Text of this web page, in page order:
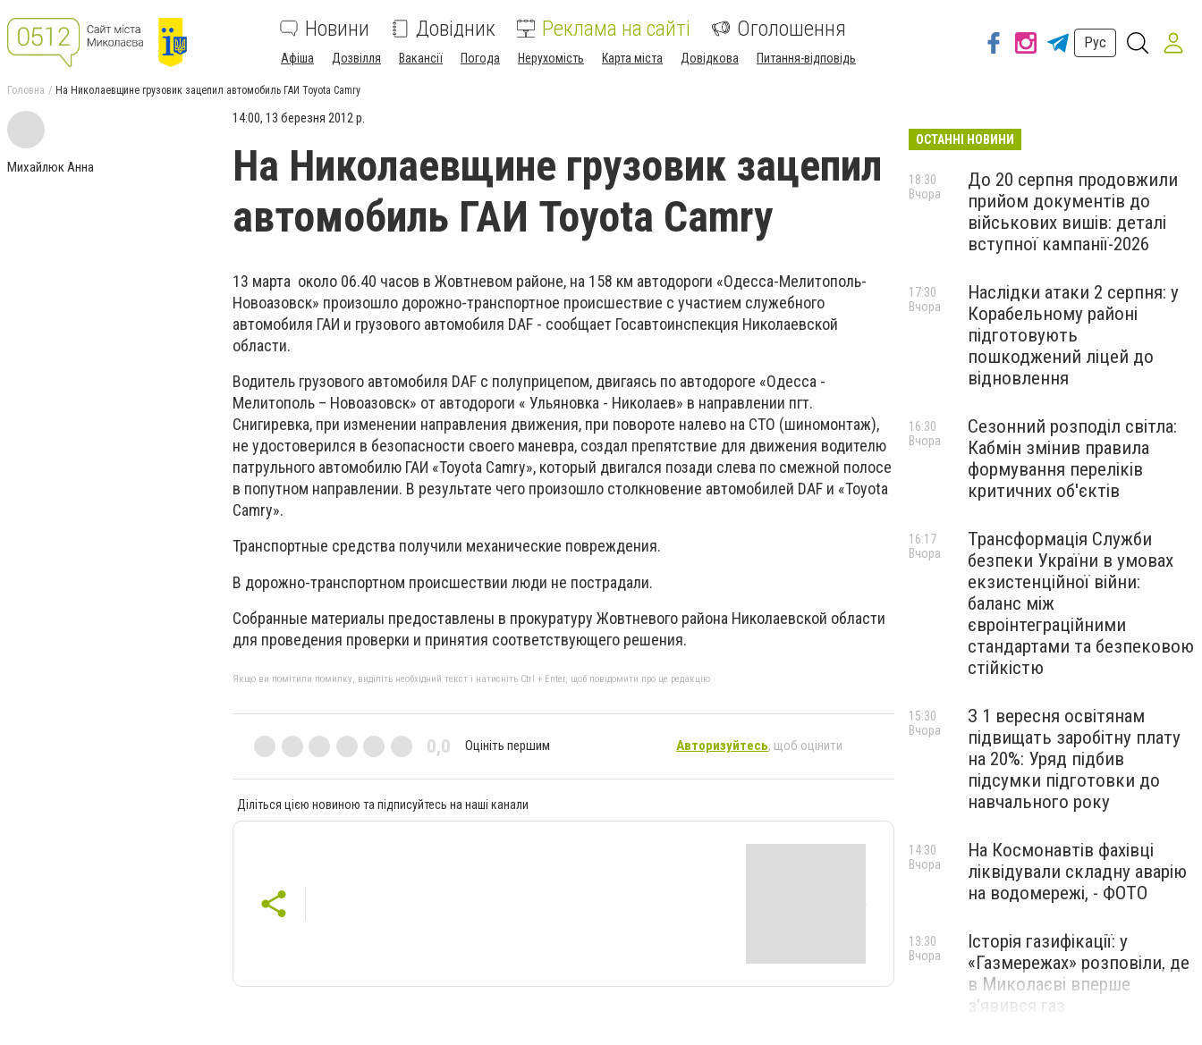
Новини Довідник Реклама на сайті Оголошення
Афіша Дозвілля Вакансії Погода Нерухомість Карта міста Довідкова Питання-відповідь
Рус
Головна На Николаевщине грузовик зацепил автомобиль ГАИ Toyota Camry
Михайлюк Анна
14:00, 13 березня 2012 р.
На Николаевщине грузовик зацепил
автомобиль ГАИ Toyota Camry
13 марта около 06.40 часов в Жовтневом районе, на 158 км автодороги «Одесса-Мелитополь-
Новоазовск» произошло дорожно-транспортное происшествие с участием служебного
автомобиля ГАИ и грузового автомобиля DAF - cообщает Госавтоинспекция Николаевской
области.
Водитель грузового автомобиля DAF с полуприцепом, двигаясь по автодороге «Одесса -
Мелитополь – Новоазовск» от автодороги « Ульяновка - Николаев» в направлении пгт.
Снигиревка, при изменении направления движения, при повороте налево на СТО (шиномонтаж),
не удостоверился в безопасности своего маневра, создал препятствие для движения водителю
патрульного автомобилю ГАИ «Toyota Camry», который двигался позади слева по смежной полосе
в попутном направлении. В результате чего произошло столкновение автомобилей DAF и «Toyota
Camry».
Транспортные средства получили механические повреждения.
В дорожно-транспортном происшествии люди не пострадали.
Собранные материалы предоставлены в прокуратуру Жовтневого района Николаевской области
для проведения проверки и принятия соответствующего решения.
Якщо ви помітили помилку, виділіть необхідний текст і натисніть Ctrl + Enter, щоб повідомити про це редакцію
0,0 Оцініть першим Авторизуйтесь, щоб оцінити
Діліться цією новиною та підписуйтесь на наші канали
ОСТАННІ НОВИНИ
До 20 серпня продовжили
прийом документів до
військових вишів: деталі
вступної кампанії-2026
18:30
Вчора
Наслідки атаки 2 серпня: у
Корабельному районі
підготовують
пошкоджений ліцей до
відновлення
17:30
Вчора
Сезонний розподіл світла:
Кабмін змінив правила
формування переліків
критичних об'єктів
16:30
Вчора
Трансформація Служби
безпеки України в умовах
екзистенційної війни:
баланс між
євроінтеграційними
стандартами та безпековою
стійкістю
16:17
Вчора
З 1 вересня освітянам
підвищать заробітну плату
на 20%: Уряд підбив
підсумки підготовки до
навчального року
15:30
Вчора
На Космонавтів фахівці
ліквідували складну аварію
на водомережі, - ФОТО
14:30
Вчора
Історія газифікації: у
«Газмережах» розповіли, де
в Миколаєві вперше
з'явився газ
13:30
Вчора